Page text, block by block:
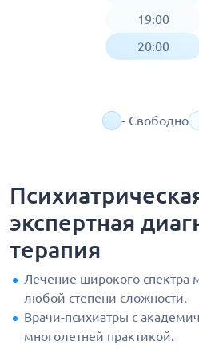
19:00
20:00
- Свободно
экспертная
терапия
Лечение широкого спектра
любой степени сложности.
Врачи-психиатры с
многолетней практикой.